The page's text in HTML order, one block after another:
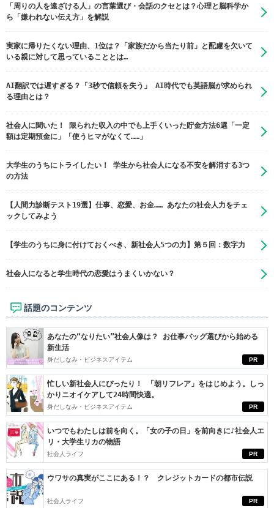
「周りの人を遠ざける人」の言葉選び・会話のクセとは？心理と脳科学か
ら「嫌われない伝え方」を解説
実家に帰りたくない理由、1位は？「家族だから当たり前」と配慮を欠いて
いる親に対して思っていることとは…
AI翻訳では遅すぎる？「3秒で信頼を失う」 AI時代でも英語脳が求められ
る理由とは？
社会人に聞いた！ 限られた収入の中でも上手くいった貯金方法6選「一定
額は定期預金に」「使うヒマがなくて……」
大学生のうちにトライしたい！ 学生から社会人になる不安を解消する3つ
の方法
【人間力診断テスト19選】仕事、恋愛、お金…… あなたの社会人力をチェ
ックしてみよう
【学生のうちに身に付けておくべき、新社会人5つの力】第５回：数字力
社会人になると学生時代の恋愛はうまくいかない？
話題のコンテンツ
PR
あなたの“なりたい”社会人像は？ お仕事バッグ選びから始める
新生活
身だしなみ・ビジネスアイテム
PR
忙しい新社会人にぴったり！ 「朝リフレア」をはじめよう。しっ
かりニオイケアして24時間快適。
身だしなみ・ビジネスアイテム
PR
いつでもわたしは前を向く。「女の子の日」を前向きに♪社会人エ
リ・大学生リカの物語
社会人ライフ
PR
ウワサの真実がここにある！？ クレジットカードの都市伝説
社会人ライフ